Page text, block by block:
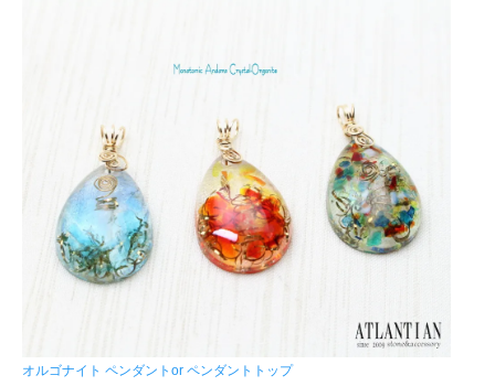
オルゴナイト ペンダントor ペンダントトップ